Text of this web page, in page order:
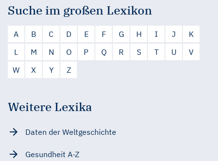
Suche im großen Lexikon
A B C D E F G H I J
K
L
M N O P Q R S T U
V
W
X Y Z
Weitere Lexika
Daten der Weltgeschichte
Gesundheit A-Z